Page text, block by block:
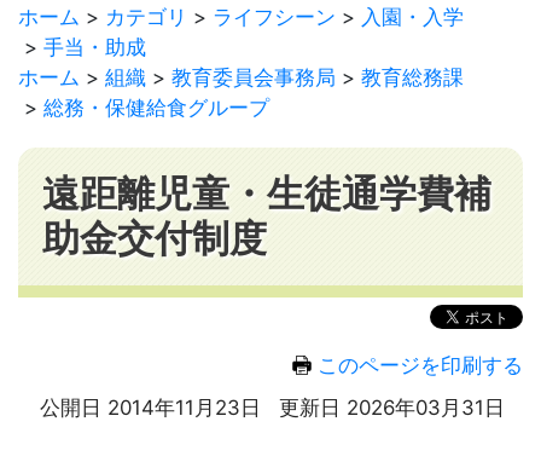
ホーム
カテゴリ ライフシーン
入園・入学
手当・助成
ホーム
組織 教育委員会事務局
教育総務課
総務・保健給食グループ
遠距離児童・生徒通学費補
助金交付制度
このページを印刷する
公開日 2014年11月23日
更新日 2026年03月31日